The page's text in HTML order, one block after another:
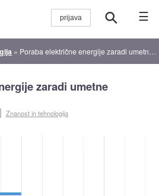
☰
» Poraba električne energije zaradi umetne inteligence raste
zaradi umetne
Znanost in tehnologija